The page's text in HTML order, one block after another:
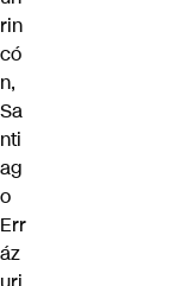
rin
có
n,
Sa
nti
ag
o
Err
áz